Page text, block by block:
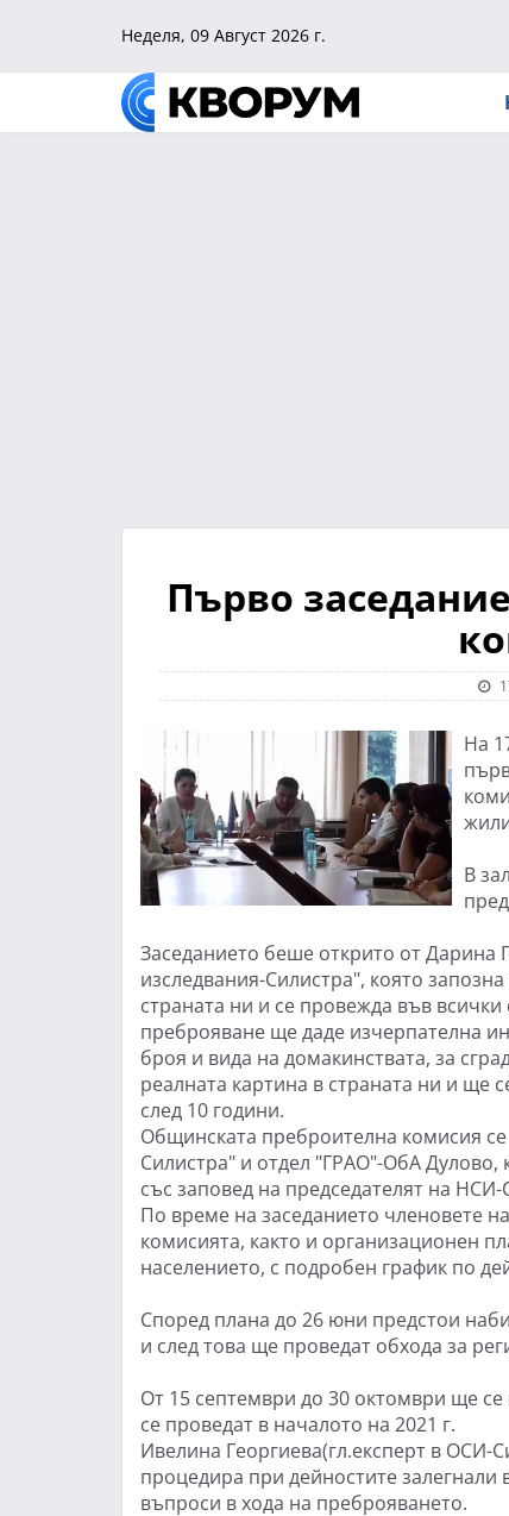
Неделя, 09 Август 2026 г.
Първо
На
В
Заседанието беше открито от Дарина
изследвания-Силистра", която
страната ни и се провежда във
преброяване ще даде изчерпателна
броя и вида на домакинствата, за
реалната картина в страната ни и ще
след 10 години.
Общинската преброителна комисия се
Силистра" и отдел "ГРАО"-ОбА
със заповед на председателят на
По време на заседанието членовете
комисията, както и организационен
населението, с подробен график по
Според плана до 26 юни предстои
и след това ще проведат обхода за
От 15 септември до 30 октомври ще
се проведат в началото на 2021 г.
Ивелина Георгиева(гл.експерт в ОСИ-
процедира при дейностите
въпроси в хода на преброяването.